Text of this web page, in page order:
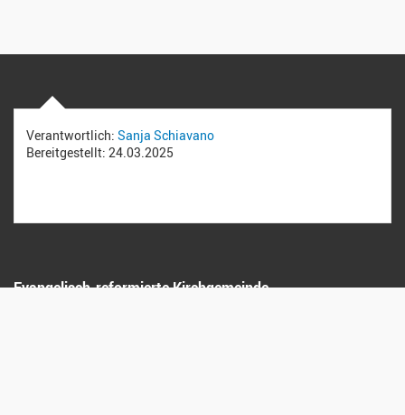
Evangelisch-reformierte Kirchgemeinde
Verantwortlich: Sanja Schiavano
Bereitgestellt: 24.03.2025